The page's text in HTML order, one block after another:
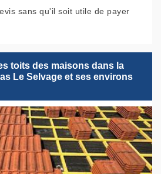
sans qu'il soit utile de payer
toits des maisons dans la
Le Selvage et ses environs